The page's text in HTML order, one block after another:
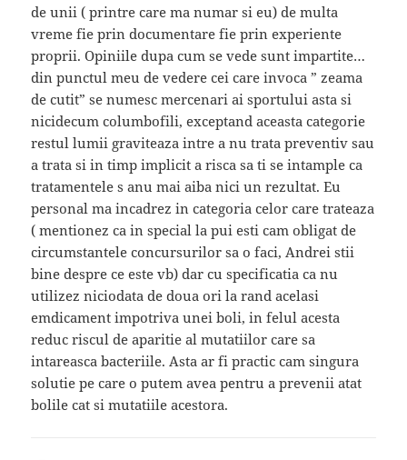
de unii ( printre care ma numar si eu) de multa
vreme fie prin documentare fie prin experiente
proprii. Opiniile dupa cum se vede sunt impartite…
din punctul meu de vedere cei care invoca ” zeama
de cutit” se numesc mercenari ai sportului asta si
nicidecum columbofili, exceptand aceasta categorie
restul lumii graviteaza intre a nu trata preventiv sau
a trata si in timp implicit a risca sa ti se intample ca
tratamentele s anu mai aiba nici un rezultat. Eu
personal ma incadrez in categoria celor care trateaza
( mentionez ca in special la pui esti cam obligat de
circumstantele concursurilor sa o faci, Andrei stii
bine despre ce este vb) dar cu specificatia ca nu
utilizez niciodata de doua ori la rand acelasi
emdicament impotriva unei boli, in felul acesta
reduc riscul de aparitie al mutatiilor care sa
intareasca bacteriile. Asta ar fi practic cam singura
solutie pe care o putem avea pentru a prevenii atat
bolile cat si mutatiile acestora.